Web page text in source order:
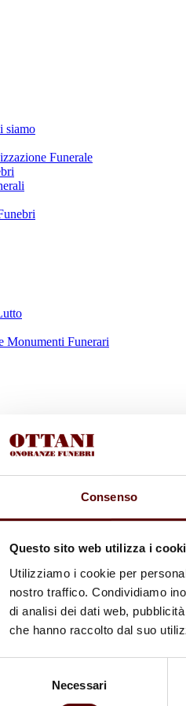
Consenso
Questo sito web utilizza i
Utilizziamo i cookie per
nostro traffico. Condividiamo
di analisi dei dati web,
che hanno raccolto dal suo
Necessari
siamo
Funerale
Monumenti Funerari